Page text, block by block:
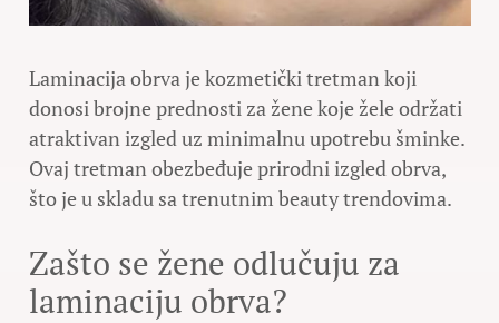
Laminacija obrva je kozmetički tretman koji
donosi brojne prednosti za žene koje žele održati
atraktivan izgled uz minimalnu upotrebu šminke.
Ovaj tretman obezbeđuje prirodni izgled obrva,
što je u skladu sa trenutnim beauty trendovima.
Zašto se žene odlučuju za
laminaciju obrva?